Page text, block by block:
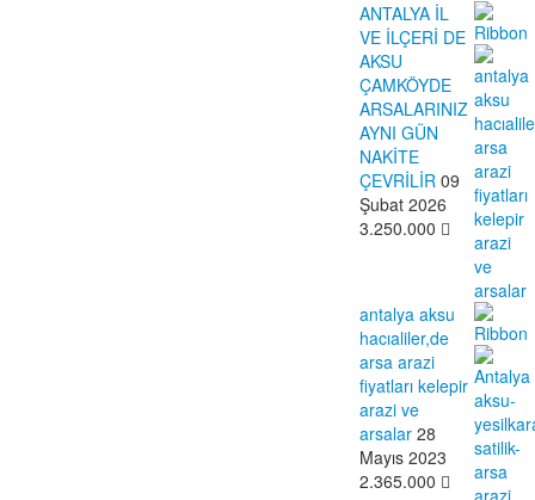
ANTALYA İL
VE İLÇERİ DE
AKSU
ÇAMKÖYDE
ARSALARINIZ
AYNI GÜN
NAKİTE
ÇEVRİLİR 09
Şubat 2026
3.250.000
antalya aksu
hacıaliler,de
arsa arazi
fiyatları kelepir
arazi ve
arsalar 28
Mayıs 2023
2.365.000